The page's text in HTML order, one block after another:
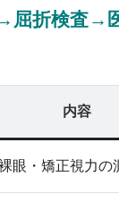
屈折検査→
内容
眼・矯正視力の